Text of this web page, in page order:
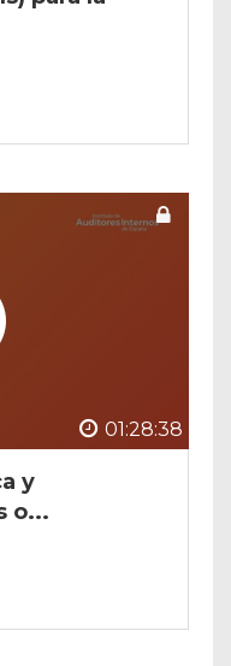
01:28:38
y
o...